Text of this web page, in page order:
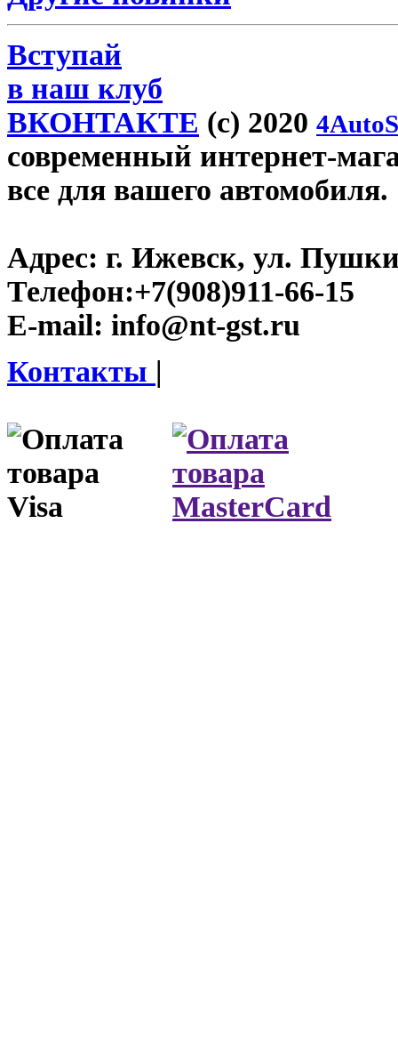
Вступай
в наш клуб
ВКОНТАКТЕ (c) 2020
современный интернет-
все для вашего автомобиля.
Адрес: г. Ижевск, ул.
Телефон:+7(908)911-66-15
E-mail: info@nt-gst.ru
Контакты |